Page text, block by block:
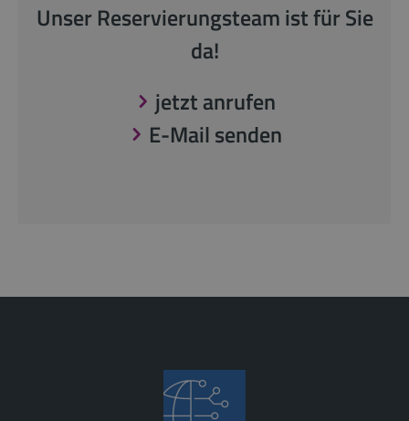
Unser Reservierungsteam ist für Sie
da!
jetzt anrufen
E-Mail senden